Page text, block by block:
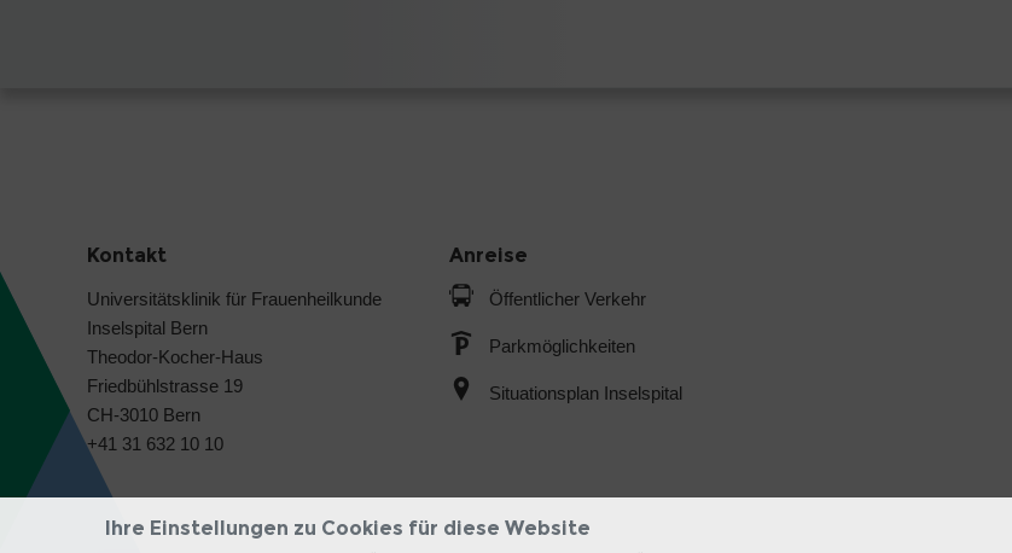
Kontakt
Universitätsklinik für Frauenheilkunde
Inselspital Bern
Theodor-Kocher-Haus
Friedbühlstrasse 19
CH-3010 Bern
+41 31 632 10 10
Anreise
Öffentlicher Verkehr
Parkmöglichkeiten
Situationsplan Inselspital
Ihre Einstellungen zu Cookies für diese Website